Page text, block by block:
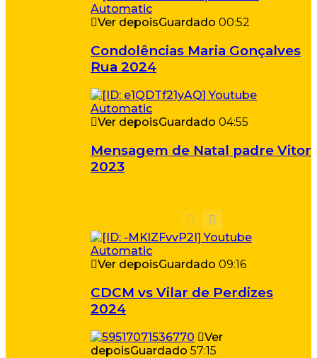
Ver depoisGuardado 00:52
Condolências Maria Gonçalves
Rua 2024
Ver depoisGuardado 04:55
Mensagem de Natal padre Vitor
2023
Ver depoisGuardado 09:16
CDCM vs Vilar de Perdizes
2024
Ver
depoisGuardado 57:15